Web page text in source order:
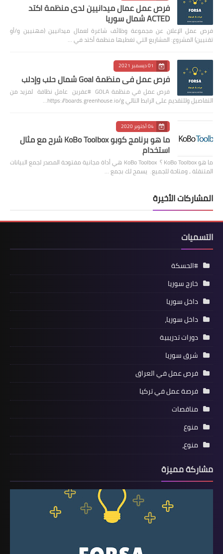
فرص عمل عمال ميدانيين لدى منظمة اكتد
ACTED شمال سوريا
فرص عمل الإعلان عن مجموعة وظائف شاغرة لعمال ميدانيين (مهنيين و/أو
تقنيين) المشروع: المشاريع التي تغطيها منظمة أكتد في …
01 ديسمبر 2021
فرص عمل في منظمة Goal شمال حلب وإدلب
فرص عمل في منظمة GOLA #عفرين عامل نظافة لمزيد من
التفاصيل وللتقديم على الرابط التالي https://boards.greenhouse.io/g…
04 أكتوبر 2020
ما هو برنامج كوبو KoBo Toolbox شرح مع مثال
استخدام
ما هو KoBo Toolbox ؟ KoBo Toolbox هي أداة مجانية مفتوحة المصدر لجمع البيانات
المتنقلة ، ومتاحة للجميع. يسمح لك بجمع …
المشاركات الأخيرة
التسميات
#الحسكة
خارج سوريا
داخل سوريا
داخل سوريا،
دورات تدريبية
شرق سوريا
فرص عمل في العراق
فرصة عمل في تركيا
مناقصات
منوع
منوع،
مشاركة مميزة